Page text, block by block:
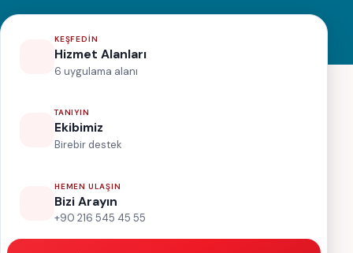
KEŞFEDIN
Hizmet Alanları
6 uygulama alanı
TANIYIN
Ekibimiz
Birebir destek
HEMEN ULAŞIN
Bizi Arayın
+90 216 545 45 55